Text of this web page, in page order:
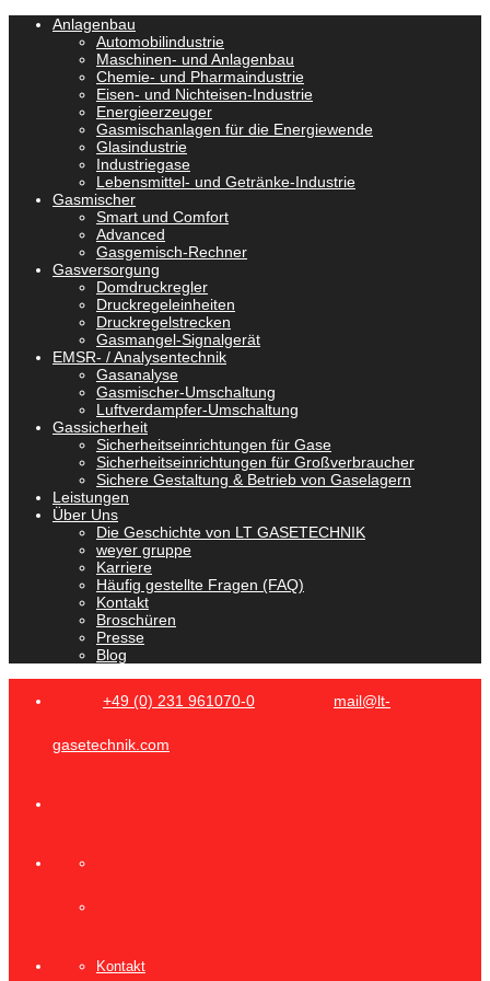
Anlagenbau
Automobilindustrie
Maschinen- und Anlagenbau
Chemie- und Pharmaindustrie
Eisen- und Nichteisen-Industrie
Energieerzeuger
Gasmischanlagen für die Energiewende
Glasindustrie
Industriegase
Lebensmittel- und Getränke-Industrie
Gasmischer
Smart und Comfort
Advanced
Gasgemisch-Rechner
Gasversorgung
Domdruckregler
Druckregeleinheiten
Druckregelstrecken
Gasmangel-Signalgerät
EMSR- / Analysentechnik
Gasanalyse
Gasmischer-Umschaltung
Luftverdampfer-Umschaltung
Gassicherheit
Sicherheitseinrichtungen für Gase
Sicherheitseinrichtungen für Großverbraucher
Sichere Gestaltung & Betrieb von Gaselagern
Leistungen
Über Uns
Die Geschichte von LT GASETECHNIK
weyer gruppe
Karriere
Häufig gestellte Fragen (FAQ)
Kontakt
Broschüren
Presse
Blog
+49 (0) 231 961070-0 mail@lt-
gasetechnik.com
Kontakt